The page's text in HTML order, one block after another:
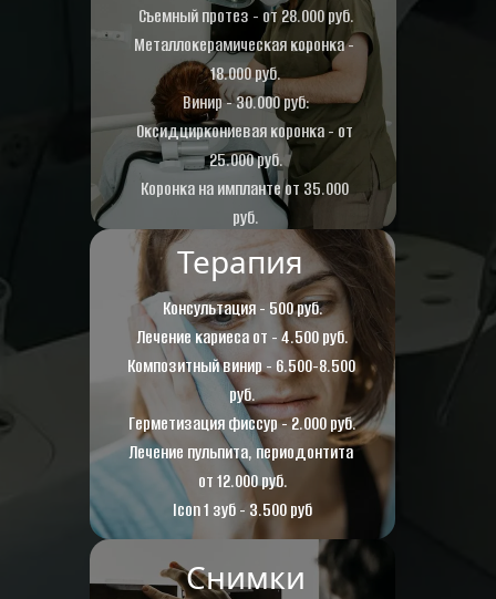
Съемный протез - от 28.000 руб.
Металлокерамическая коронка -
18.000 руб.
Винир - 30.000 руб:
Оксидциркониевая коронка - от
25.000 руб.
Коронка на импланте от 35.000
руб.
Терапия
Консультация - 500 руб.
Лечение кариеса от - 4.500 руб.
Композитный винир - 6.500-8.500
руб.
Герметизация фиссур - 2.000 руб.
Лечение пульпита, периодонтита
от 12.000 руб.
Icon 1 зуб - 3.500 руб
Снимки